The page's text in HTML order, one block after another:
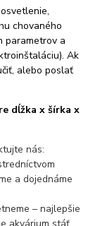
chovaného
parametrov a
Ak
alebo poslať
dĺžka x šírka x
nás:
a dojednáme
– najlepšie